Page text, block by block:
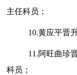
主任科员；
10.黄应平晋
11.阿旺曲珍
科员；